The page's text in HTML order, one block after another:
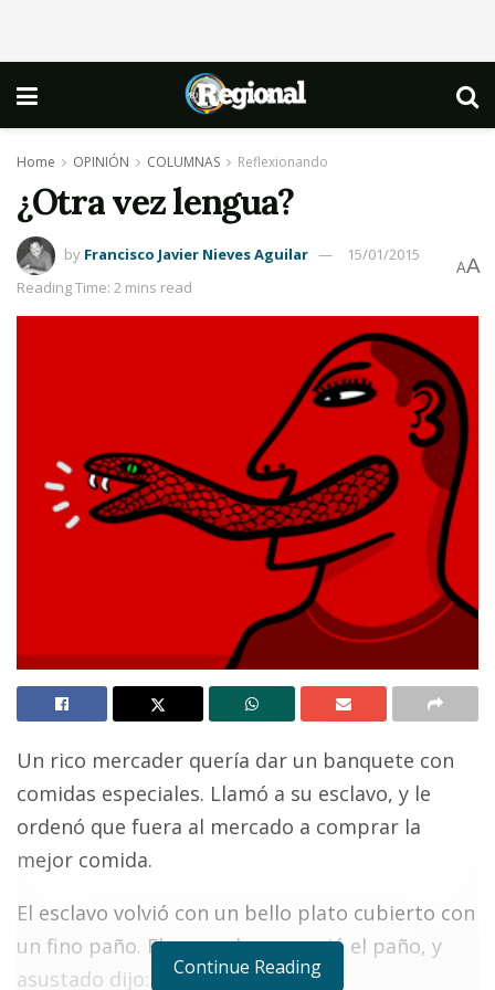
Home OPINIÓN COLUMNAS Reflexionando
¿Otra vez lengua?
by Francisco Javier Nieves Aguilar
15/01/2015
Reading Time: 2 mins read
AA
Un rico mercader quería dar un banquete con
comidas especiales. Llamó a su esclavo, y le
ordenó que fuera al mercado a comprar la
mejor comida.
El esclavo volvió con un bello plato cubierto con
un fino paño. El mercader removió el paño, y
asustado dijo:
Continue Reading